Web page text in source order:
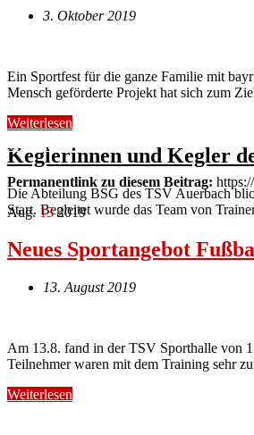
Keglerinnen und Kegler
Die Abteilung BSG des TSV Auerbach
Start. Begleitet wurde das Team von
3. Oktober 2019
Ein Sportfest für die ganze Familie mit
Mensch geförderte Projekt hat sich zum
Weiterlesen
Permanentlink zu diesem Beitrag:
Aug. 13 2019
Neues Sportangebot
13. August 2019
Am 13.8. fand in der TSV Sporthalle von
Teilnehmer waren mit dem Training sehr
Weiterlesen